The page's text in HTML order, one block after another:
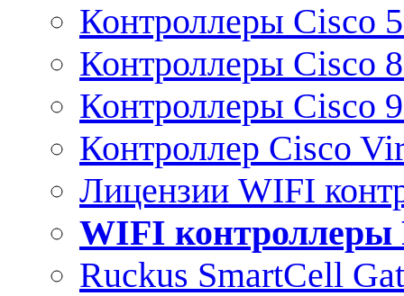
Контроллеры Cisco
Контроллеры Cisco
Контроллеры Cisco
Контроллер Cisco
Лицензии WIFI
WIFI контроллеры
Ruckus SmartCell